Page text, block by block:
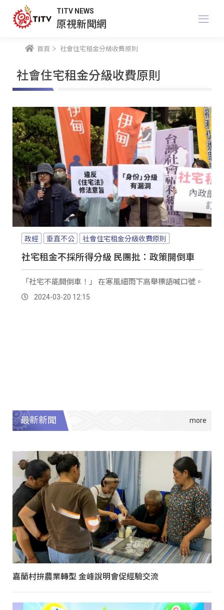
TITV NEWS
原視新聞網
首頁 社會住宅租金分級收費原則
社會住宅租金分級收費原則
政經 垂直不公 社會住宅租金分級收費原則
社宅租金不採所得分級 民團批：政策開倒車
「社宅不能開倒車！」 在寒風細雨下高舉標語喊口號。
2024-03-20 12:15
最新新聞
嘉蘭村拚農業轉型 金峰說明會促經驗交流